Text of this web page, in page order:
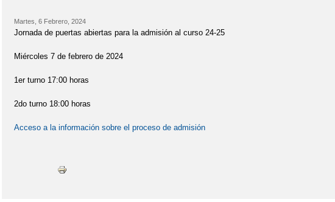
VI PLAN DE ÉXITO EDUCATIVO Y PREVENCIÓN DEL ABANDONO ESCOLAR TEMPRANO
Martes, 6 Febrero, 2024
Jornada de puertas abiertas para la admisión al curso 24-25
Miércoles 7 de febrero de 2024
1er turno 17:00 horas
2do turno 18:00 horas
Acceso a la información sobre el proceso de admisión